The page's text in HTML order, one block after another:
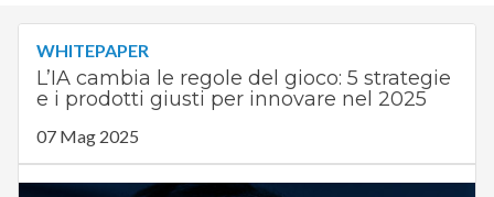
WHITEPAPER
L’IA cambia le regole del gioco: 5 strategie
e i prodotti giusti per innovare nel 2025
07 Mag 2025